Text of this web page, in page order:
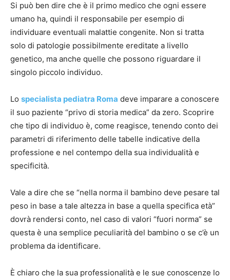
Si può ben dire che è il primo medico che ogni essere
umano ha, quindi il responsabile per esempio di
individuare eventuali malattie congenite. Non si tratta
solo di patologie possibilmente ereditate a livello
genetico, ma anche quelle che possono riguardare il
singolo piccolo individuo.
Lo specialista pediatra Roma deve imparare a conoscere
il suo paziente “privo di storia medica” da zero. Scoprire
che tipo di individuo è, come reagisce, tenendo conto dei
parametri di riferimento delle tabelle indicative della
professione e nel contempo della sua individualità e
specificità.
Vale a dire che se “nella norma il bambino deve pesare tal
peso in base a tale altezza in base a quella specifica età”
dovrà rendersi conto, nel caso di valori “fuori norma” se
questa è una semplice peculiarità del bambino o se c’è un
problema da identificare.
È chiaro che la sua professionalità e le sue conoscenze lo